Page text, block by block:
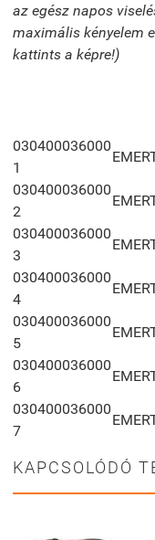
az egész napos
maximális kényelem
kattints a képre!)
030400036000
1
030400036000
2
030400036000
3
030400036000
4
030400036000
5
030400036000
6
030400036000
7
KAPCSOLÓDÓ